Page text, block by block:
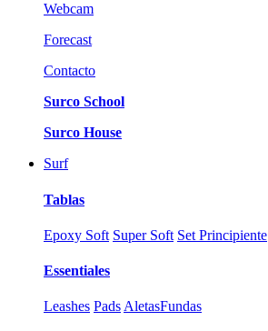
Webcam
Forecast
Contacto
Surco School
Surco House
Surf
Tablas
Epoxy Soft Super Soft Set Principiente
Essentiales
Leashes Pads AletasFundas